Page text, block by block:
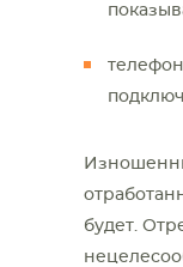
телефон
будет.